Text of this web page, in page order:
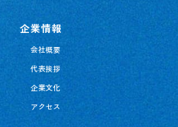
企業情報
会社概要
代表挨拶
企業文化
アクセス